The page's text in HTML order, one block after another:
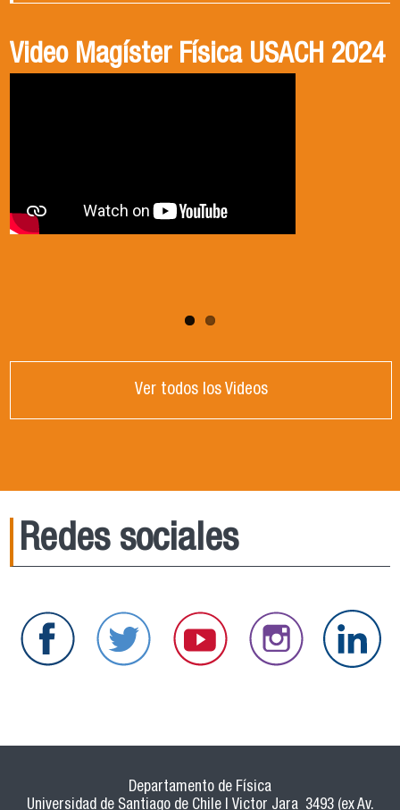
Video Magíster Física USACH 2024
Video Doctorado Física USACH
Ver todos los Videos
Redes sociales
Departamento de Física
Universidad de Santiago de Chile | Victor Jara 3493 (ex Av.